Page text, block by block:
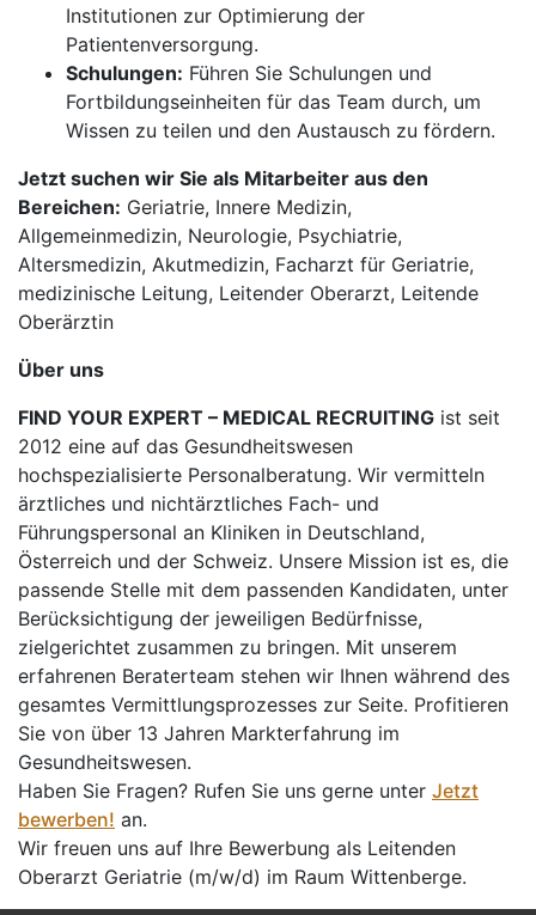
Institutionen zur Optimierung der
Patientenversorgung.
Schulungen: Führen Sie Schulungen und
Fortbildungseinheiten für das Team durch, um
Wissen zu teilen und den Austausch zu fördern.
Jetzt suchen wir Sie als Mitarbeiter aus den
Bereichen: Geriatrie, Innere Medizin,
Allgemeinmedizin, Neurologie, Psychiatrie,
Altersmedizin, Akutmedizin, Facharzt für Geriatrie,
medizinische Leitung, Leitender Oberarzt, Leitende
Oberärztin
Über uns
FIND YOUR EXPERT – MEDICAL RECRUITING ist seit
2012 eine auf das Gesundheitswesen
hochspezialisierte Personalberatung. Wir vermitteln
ärztliches und nichtärztliches Fach- und
Führungspersonal an Kliniken in Deutschland,
Österreich und der Schweiz. Unsere Mission ist es, die
passende Stelle mit dem passenden Kandidaten, unter
Berücksichtigung der jeweiligen Bedürfnisse,
zielgerichtet zusammen zu bringen. Mit unserem
erfahrenen Beraterteam stehen wir Ihnen während des
gesamtes Vermittlungsprozesses zur Seite. Profitieren
Sie von über 13 Jahren Markterfahrung im
Gesundheitswesen.
Haben Sie Fragen? Rufen Sie uns gerne unter Jetzt
bewerben! an.
Wir freuen uns auf Ihre Bewerbung als Leitenden
Oberarzt Geriatrie (m/w/d) im Raum Wittenberge.